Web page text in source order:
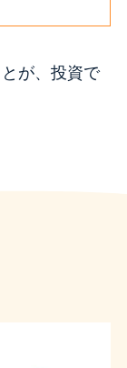
が、投資で